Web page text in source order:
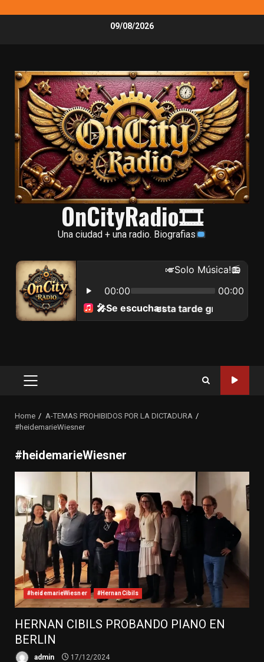
09/08/2026
OnCityRadio🎞
Una ciudad + una radio. Biografias
Primary
Home
A-TEMAS PROHIBIDOS POR LA DICTADURA
#heidemarieWiesner
#heidemarieWiesner
#heidemarieWiesner #HernanCibils
HERNAN CIBILS PROBANDO PIANO EN
BERLIN
admin 17/12/2024